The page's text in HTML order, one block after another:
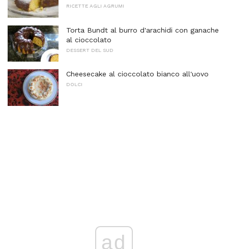
RICETTE AGLI AGRUMI
Torta Bundt al burro d'arachidi con ganache
al cioccolato
DESSERT DEL SUD
Cheesecake al cioccolato bianco all'uovo
DOLCI
ad